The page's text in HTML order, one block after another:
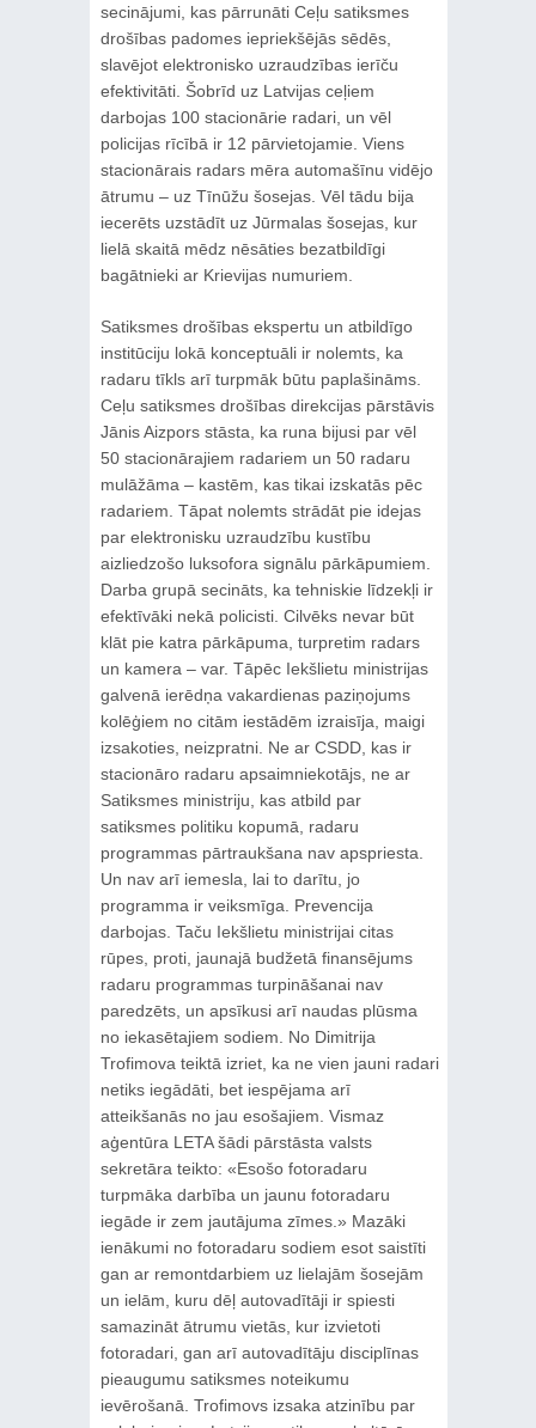
secinājumi, kas pārrunāti Ceļu satiksmes
drošības padomes iepriekšējās sēdēs,
slavējot elektronisko uzraudzības ierīču
efektivitāti. Šobrīd uz Latvijas ceļiem
darbojas 100 stacionārie radari, un vēl
policijas rīcībā ir 12 pārvietojamie. Viens
stacionārais radars mēra automašīnu vidējo
ātrumu – uz Tīnūžu šosejas. Vēl tādu bija
iecerēts uzstādīt uz Jūrmalas šosejas, kur
lielā skaitā mēdz nēsāties bezatbildīgi
bagātnieki ar Krievijas numuriem.
Satiksmes drošības ekspertu un atbildīgo
institūciju lokā konceptuāli ir nolemts, ka
radaru tīkls arī turpmāk būtu paplašināms.
Ceļu satiksmes drošības direkcijas pārstāvis
Jānis Aizpors stāsta, ka runa bijusi par vēl
50 stacionārajiem radariem un 50 radaru
mulāžāma – kastēm, kas tikai izskatās pēc
radariem. Tāpat nolemts strādāt pie idejas
par elektronisku uzraudzību kustību
aizliedzošo luksofora signālu pārkāpumiem.
Darba grupā secināts, ka tehniskie līdzekļi ir
efektīvāki nekā policisti. Cilvēks nevar būt
klāt pie katra pārkāpuma, turpretim radars
un kamera – var. Tāpēc Iekšlietu ministrijas
galvenā ierēdņa vakardienas paziņojums
kolēģiem no citām iestādēm izraisīja, maigi
izsakoties, neizpratni. Ne ar CSDD, kas ir
stacionāro radaru apsaimniekotājs, ne ar
Satiksmes ministriju, kas atbild par
satiksmes politiku kopumā, radaru
programmas pārtraukšana nav apspriesta.
Un nav arī iemesla, lai to darītu, jo
programma ir veiksmīga. Prevencija
darbojas. Taču Iekšlietu ministrijai citas
rūpes, proti, jaunajā budžetā finansējums
radaru programmas turpināšanai nav
paredzēts, un apsīkusi arī naudas plūsma
no iekasētajiem sodiem. No Dimitrija
Trofimova teiktā izriet, ka ne vien jauni radari
netiks iegādāti, bet iespējama arī
atteikšanās no jau esošajiem. Vismaz
aģentūra LETA šādi pārstāsta valsts
sekretāra teikto: «Esošo fotoradaru
turpmāka darbība un jaunu fotoradaru
iegāde ir zem jautājuma zīmes.» Mazāki
ienākumi no fotoradaru sodiem esot saistīti
gan ar remontdarbiem uz lielajām šosejām
un ielām, kuru dēļ autovadītāji ir spiesti
samazināt ātrumu vietās, kur izvietoti
fotoradari, gan arī autovadītāju disciplīnas
pieaugumu satiksmes noteikumu
ievērošanā. Trofimovs izsaka atzinību par